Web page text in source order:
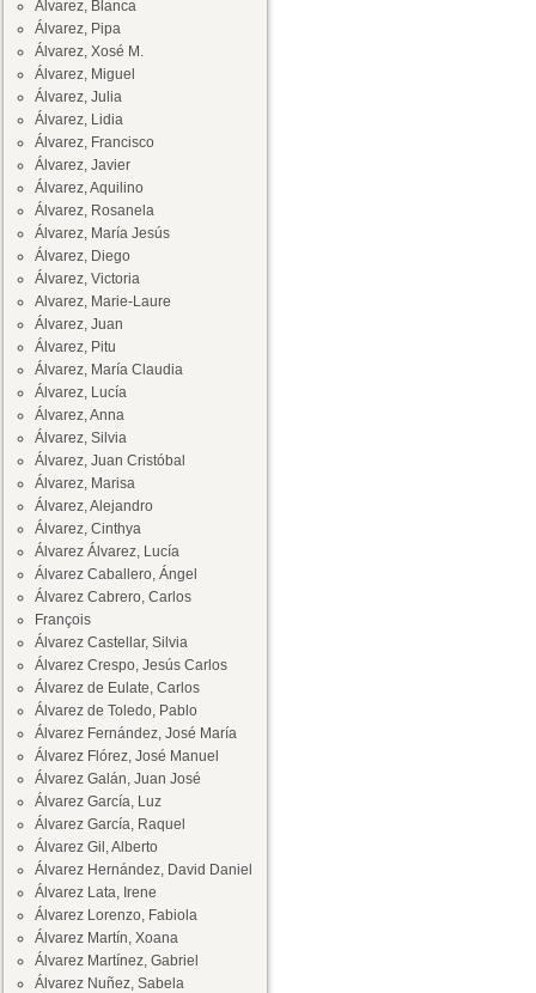
Álvarez, Blanca
Álvarez, Pipa
Álvarez, Xosé M.
Álvarez, Miguel
Álvarez, Julia
Álvarez, Lidia
Álvarez, Francisco
Álvarez, Javier
Álvarez, Aquilino
Álvarez, Rosanela
Álvarez, María Jesús
Álvarez, Diego
Álvarez, Victoria
Alvarez, Marie-Laure
Álvarez, Juan
Álvarez, Pitu
Álvarez, María Claudia
Álvarez, Lucía
Álvarez, Anna
Álvarez, Silvia
Álvarez, Juan Cristóbal
Álvarez, Marisa
Álvarez, Alejandro
Álvarez, Cinthya
Álvarez Álvarez, Lucía
Álvarez Caballero, Ángel
Álvarez Cabrero, Carlos
François
Álvarez Castellar, Silvia
Álvarez Crespo, Jesús Carlos
Álvarez de Eulate, Carlos
Álvarez de Toledo, Pablo
Álvarez Fernández, José María
Álvarez Flórez, José Manuel
Álvarez Galán, Juan José
Álvarez García, Luz
Álvarez García, Raquel
Álvarez Gil, Alberto
Álvarez Hernández, David Daniel
Álvarez Lata, Irene
Álvarez Lorenzo, Fabiola
Álvarez Martín, Xoana
Álvarez Martínez, Gabriel
Álvarez Nuñez, Sabela